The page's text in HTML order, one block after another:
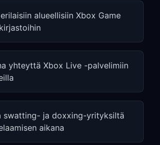
alueellisiin Xbox Game
yhteyttä Xbox Live -palvelimiin
swatting- ja doxxing-yrityksiltä
aikana